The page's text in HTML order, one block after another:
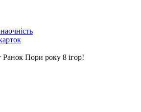
Ранок Пори року 8 ігор!